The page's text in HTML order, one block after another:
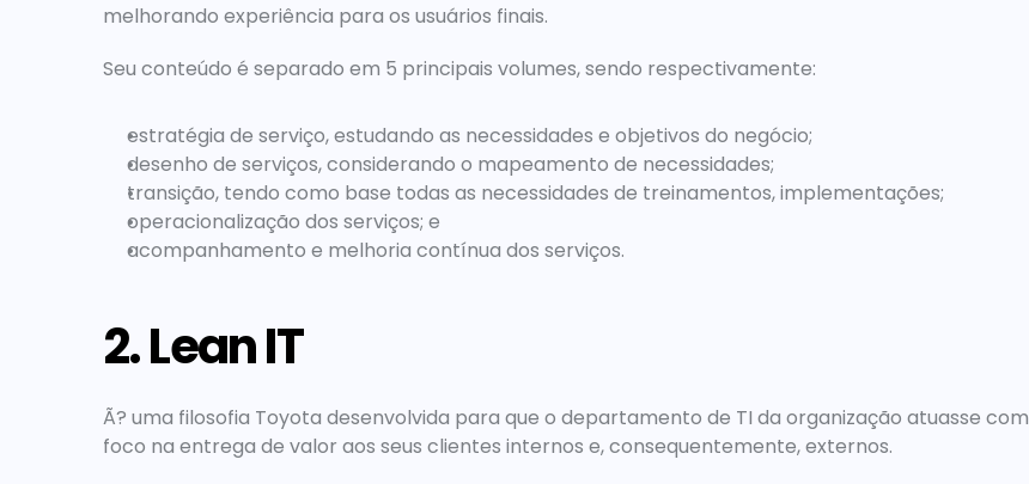
melhorando experiência para os usuários finais.
Seu conteúdo é separado em 5 principais volumes, sendo respectivamente:
estratégia de serviço, estudando as necessidades e objetivos do negócio;
desenho de serviços, considerando o mapeamento de necessidades;
transição, tendo como base todas as necessidades de treinamentos, implementações;
operacionalização dos serviços; e
acompanhamento e melhoria contínua dos serviços.
2. Lean IT
Ã? uma filosofia Toyota desenvolvida para que o departamento de TI da organização atuasse com
foco na entrega de valor aos seus clientes internos e, consequentemente, externos.